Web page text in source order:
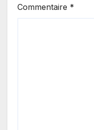
Commentaire *